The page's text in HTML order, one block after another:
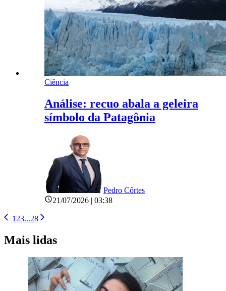
Ciência
Análise: recuo abala a geleira
símbolo da Patagônia
Pedro Côrtes
21/07/2026 | 03:38
1 23...28
Mais lidas